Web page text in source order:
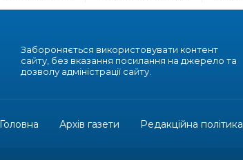
Забороняється використовувати контент
сайту, без вказання посилання на джерело та
дозволу адміністрації сайту.
Головна Архів газети Редакційна політика